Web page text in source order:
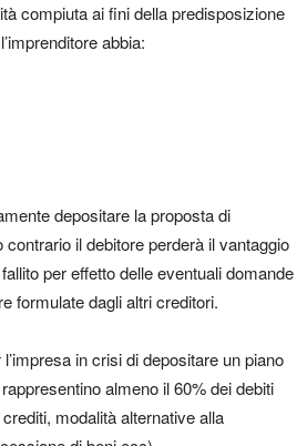
compiuta ai fini della predisposizione
abbia:
depositare la proposta di
il debitore perderà il vantaggio
per effetto delle eventuali domande
formulate dagli altri creditori.
in crisi di depositare un piano
almeno il 60% dei debiti
modalità alternative alla